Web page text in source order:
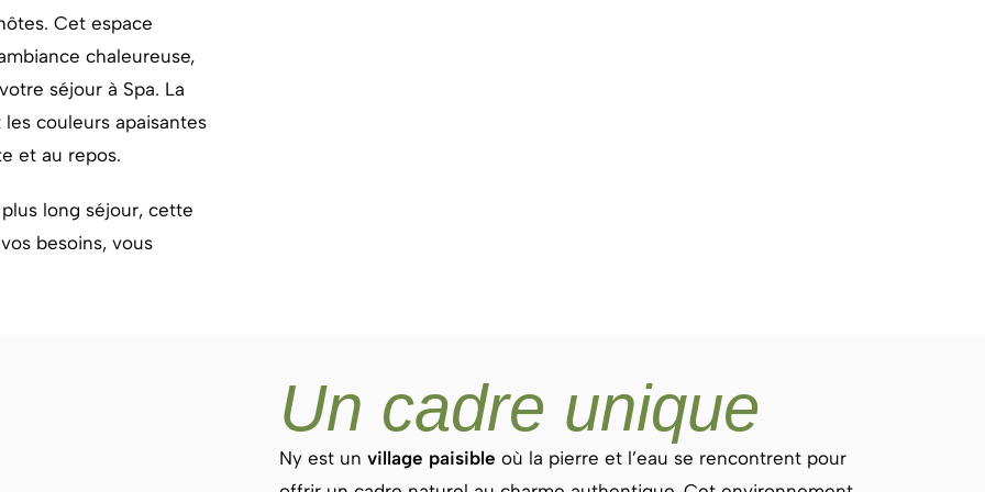
Cet espace
chaleureuse,
séjour à Spa. La
couleurs apaisantes
et au repos.
long séjour, cette
besoins, vous
Un cadre unique
Ny est un village paisible où la pierre et l’eau se rencontrent pour